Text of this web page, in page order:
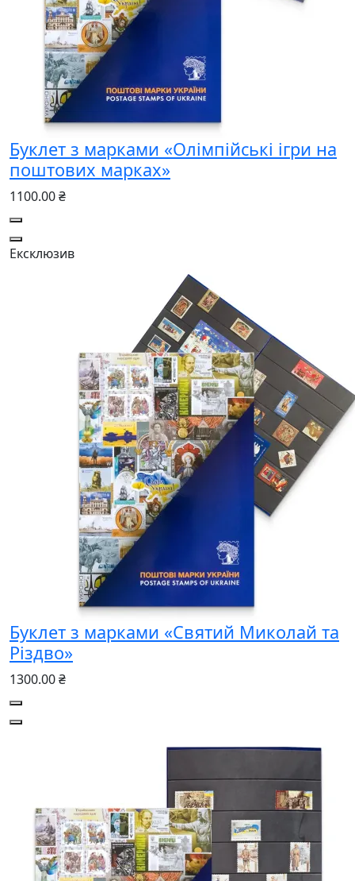
Буклет з марками «Олімпійські ігри на
поштових марках»
1100.00 ₴
Ексклюзив
Буклет з марками «Святий Миколай та
Різдво»
1300.00 ₴